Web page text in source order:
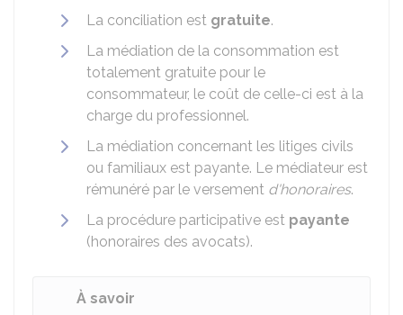
La conciliation est gratuite.
La médiation de la consommation est
totalement gratuite pour le
consommateur, le coût de celle-ci est à la
charge du professionnel.
La médiation concernant les litiges civils
ou familiaux est payante. Le médiateur est
rémunéré par le versement d'honoraires.
La procédure participative est payante
(honoraires des avocats).
À savoir